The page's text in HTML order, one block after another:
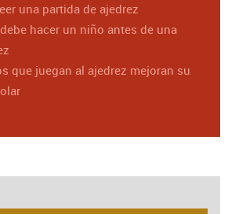
una partida de ajedrez
hacer un niño antes de una
que juegan al ajedrez mejoran su